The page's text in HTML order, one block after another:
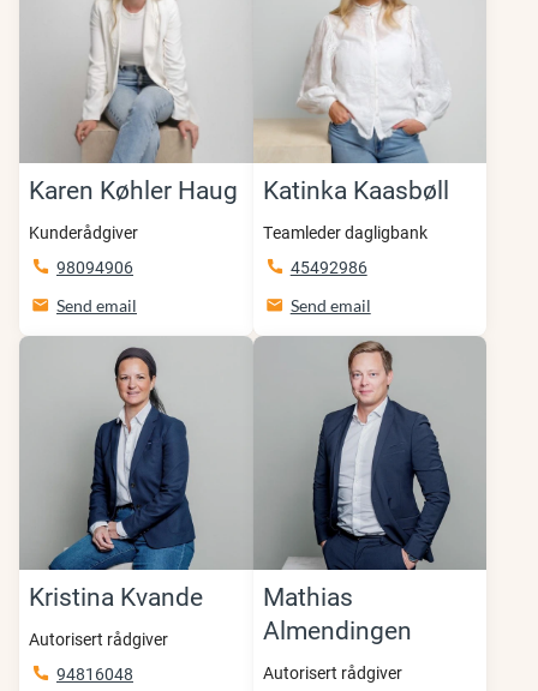
Karen Køhler Haug
Kunderådgiver
98094906
Send email
Katinka Kaasbøll
Teamleder dagligbank
45492986
Send email
Kristina Kvande
Autorisert rådgiver
94816048
Mathias
Almendingen
Autorisert rådgiver